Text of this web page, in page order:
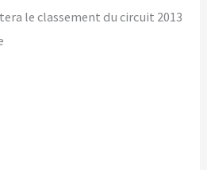
le classement du circuit 2013